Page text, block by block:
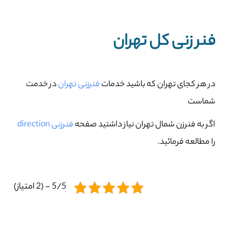
فنر زنی کل تهران
در هر کجای تهران که باشید خدماتفنرزنی تهراندر خدمت
شماست
اگر به فنرزن شمال تهران نیاز داشتید صفحهفنرزنی direction
را مطالعه فرمائید.
5/5 - (2 امتیاز)